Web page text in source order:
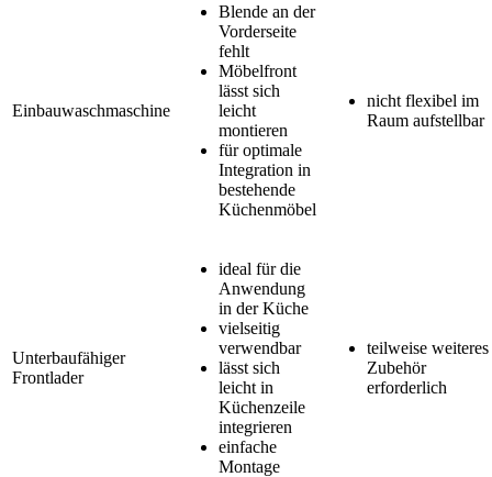
Einbauwaschmaschine
Blende an der
Vorderseite
fehlt
Möbelfront
lässt sich
leicht
montieren
für optimale
Integration in
bestehende
Küchenmöbel
nicht flexibel im
Raum aufstellbar
Unterbaufähiger
Frontlader
ideal für die
Anwendung
in der Küche
vielseitig
verwendbar
lässt sich
leicht in
Küchenzeile
integrieren
einfache
Montage
teilweise weiteres
Zubehör
erforderlich